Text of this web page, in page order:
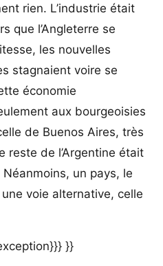
rien. L’industrie était
que l’Angleterre se
les nouvelles
stagnaient voire se
économie
aux bourgeoisies
de Buenos Aires, très
reste de l’Argentine était
un pays, le
voie alternative, celle
}}